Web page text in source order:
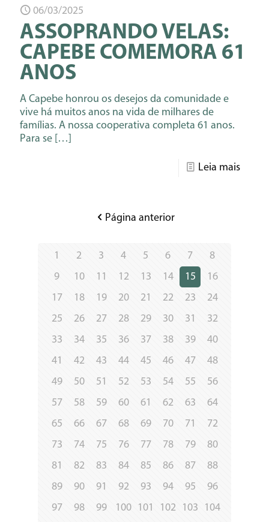
06/03/2025
ASSOPRANDO VELAS:
CAPEBE COMEMORA 61
ANOS
A Capebe honrou os desejos da comunidade e
vive há muitos anos na vida de milhares de
famílias. A nossa cooperativa completa 61 anos.
Para se […]
Leia mais
Página anterior
1 2 3 4 5 6 7
8
9
10 11 12 13 14 15
16
17
18 19 20 21 22 23
24
25
26 27 28 29 30 31
32
33
34 35 36 37 38 39
40
41
42 43 44 45 46 47
48
49
50 51 52 53 54 55
56
57
58 59 60 61 62 63
64
65
66 67 68 69 70 71
72
73
74 75 76 77 78 79
80
81
82 83 84 85 86 87
88
89
90 91 92 93 94 95
96
97
98 99 100 101 102 103
104